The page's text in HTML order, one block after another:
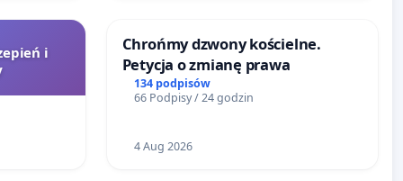
i
Chrońmy dzwony kościelne.
Petycja o zmianę prawa
134 podpisów
66 Podpisy / 24 godzin
4 Aug 2026